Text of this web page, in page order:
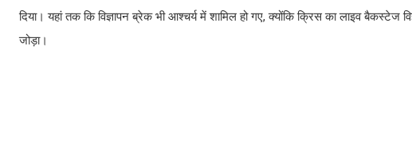
दिया। यहां तक कि विज्ञापन ब्रेक भी आश्चर्य में शामिल हो गए, क्योंकि क्रिस का लाइव
जोड़ा।